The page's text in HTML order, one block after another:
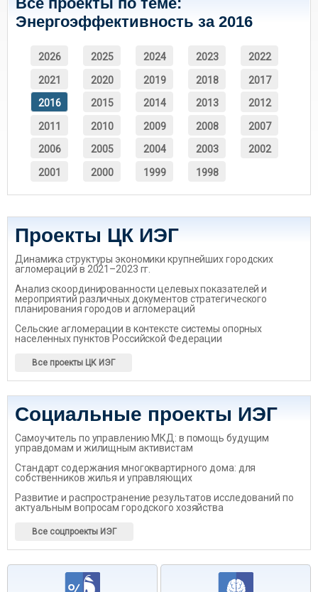
Энергоэффективность за 2016
2026 2025 2024 2023 2022
2021 2020 2019 2018 2017
2016 2015 2014 2013 2012
2011 2010 2009 2008 2007
2006 2005 2004 2003 2002
2001 2000 1999 1998
Проекты ЦК ИЭГ
Динамика структуры экономики крупнейших городских
агломераций в 2021–2023 гг.
Анализ скоординированности целевых показателей и
мероприятий различных документов стратегического
планирования городов и агломераций
Сельские агломерации в контексте системы опорных
населенных пунктов Российской Федерации
Все проекты ЦК ИЭГ
Социальные проекты ИЭГ
Самоучитель по управлению МКД: в помощь будущим
управдомам и жилищным активистам
Стандарт содержания многоквартирного дома: для
собственников жилья и управляющих
Развитие и распространение результатов исследований по
актуальным вопросам городского хозяйства
Все соцпроекты ИЭГ